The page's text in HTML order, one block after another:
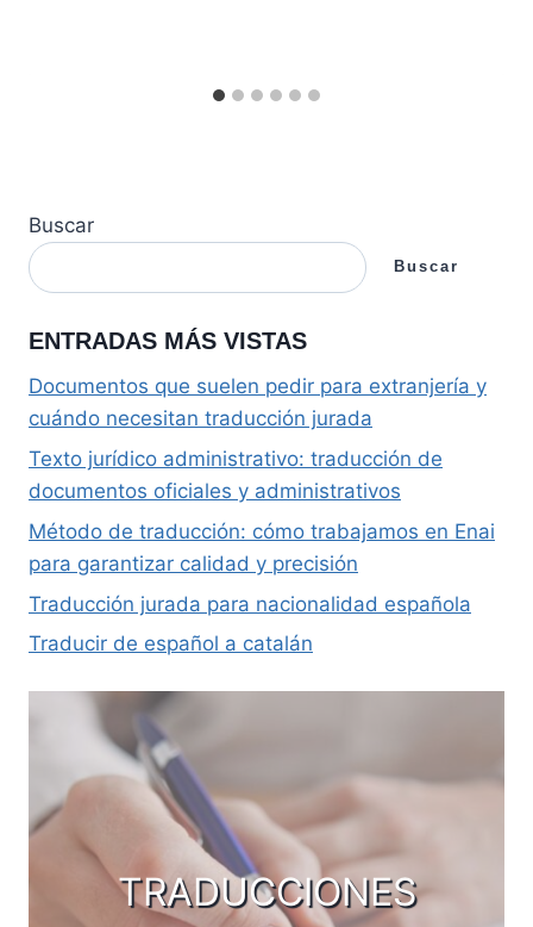
Buscar
Buscar
ENTRADAS MÁS VISTAS
Documentos que suelen pedir para extranjería y
cuándo necesitan traducción jurada
Texto jurídico administrativo: traducción de
documentos oficiales y administrativos
Método de traducción: cómo trabajamos en Enai
para garantizar calidad y precisión
Traducción jurada para nacionalidad española
Traducir de español a catalán
TRADUCCIONES